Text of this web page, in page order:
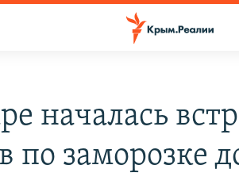
началась
по заморозке